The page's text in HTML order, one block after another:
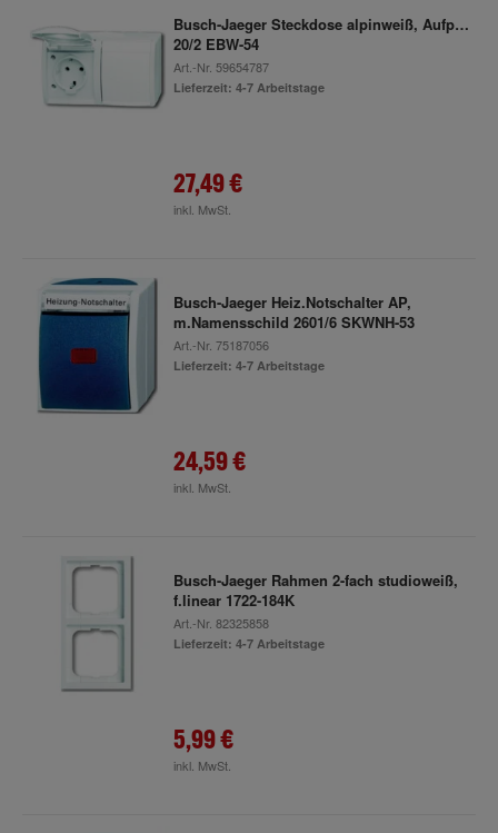
Busch-Jaeger Steckdose alpinweiß, Aufputz
20/2 EBW-54
Art.-Nr. 59654787
Lieferzeit: 4-7 Arbeitstage
27,49 €
inkl. MwSt.
Busch-Jaeger Heiz.Notschalter AP,
m.Namensschild 2601/6 SKWNH-53
Art.-Nr. 75187056
Lieferzeit: 4-7 Arbeitstage
24,59 €
inkl. MwSt.
Busch-Jaeger Rahmen 2-fach studioweiß,
f.linear 1722-184K
Art.-Nr. 82325858
Lieferzeit: 4-7 Arbeitstage
5,99 €
inkl. MwSt.